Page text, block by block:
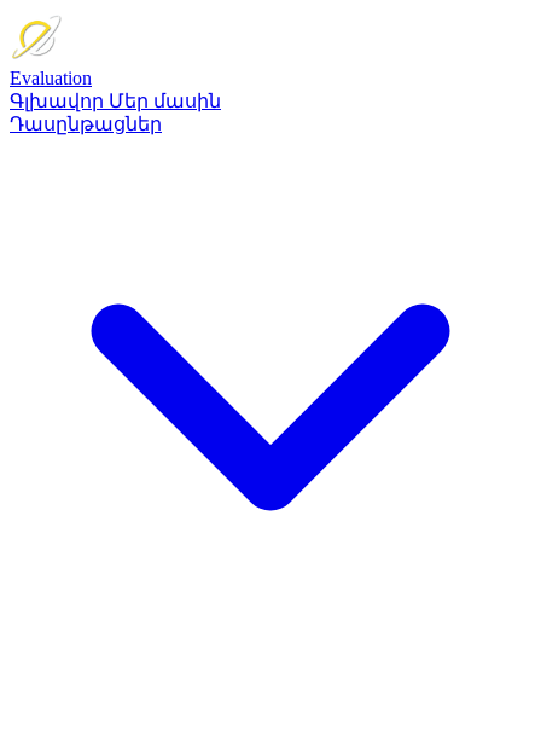
Evaluation
Գլխավոր Մեր մասին
Դասընթացներ